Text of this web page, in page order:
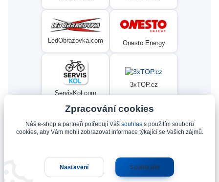
LedObrazovka.com Onesto Energy
ServisKol.com
3xTOP.cz
Condat Ninex.cz
Zpracování cookies
Náš e-shop a partneři potřebují Váš souhlass použitím souborů
cookies, aby Vám mohli zobrazovat informace týkající se Vašich zájmů.
Nastavení Souhlasím